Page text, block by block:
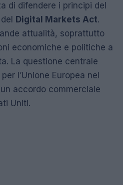
di difendere i principi del
Digital Markets Act.
attualità, soprattutto
economiche e politiche a
La questione centrale
l’Unione Europea nel
accordo commerciale
Uniti.